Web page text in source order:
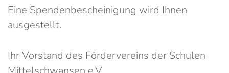
Eine Spendenbescheinigung wird Ihnen
ausgestellt.
Ihr Vorstand des Fördervereins der Schulen